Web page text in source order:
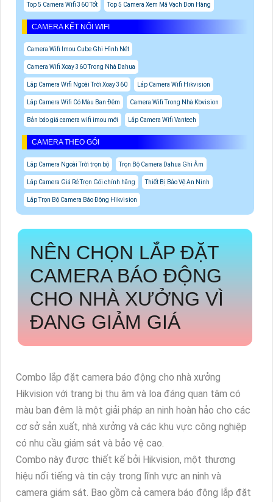
Top 5 Camera Wifi 360 Tốt Top 5 Camera Xem Mã Vạch Đơn Hàng
CAMERA KẾT NỐI WIFI
Camera Wifi Imou Cube Ghi Hình Nét
Camera Wifi Xoay 360 Trong Nhà Dahua
Lắp Camera Wifi Ngoài Trời Xoay 360 Lắp Camera Wifi Hikvision
Lắp Camera Wifi Có Màu Ban Đêm Camera Wifi Trong Nhà Kbvision
Bản báo giá camera wifi imou mới Lắp Camera Wifi Vantech
CAMERA THEO GÓI
Lắp Camera Ngoài Trời trọn bộ Trọn Bộ Camera Dahua Ghi Âm
Lắp Camera Giá Rẻ Trọn Gói chính hãng Thiết Bị Bảo Vệ An Ninh
Lắp Trọn Bộ Camera Báo Động Hikvision
NÊN CHỌN LẮP ĐẶT
CAMERA BÁO ĐỘNG
CHO NHÀ XƯỞNG VÌ
ĐANG GIẢM GIÁ
Combo lắp đặt camera báo động cho nhà xưởng
Hikvision với trang bị thu âm và loa đáng quan tâm có
màu ban đêm là một giải pháp an ninh hoàn hảo cho các
cơ sở sản xuất, nhà xưởng và các khu vực công nghiệp
có nhu cầu giám sát và bảo vệ cao.
Combo này được thiết kế bởi Hikvision, một thương
hiệu nổi tiếng và tin cậy trong lĩnh vực an ninh và
camera giám sát. Bao gồm cả camera báo động lắp đặt